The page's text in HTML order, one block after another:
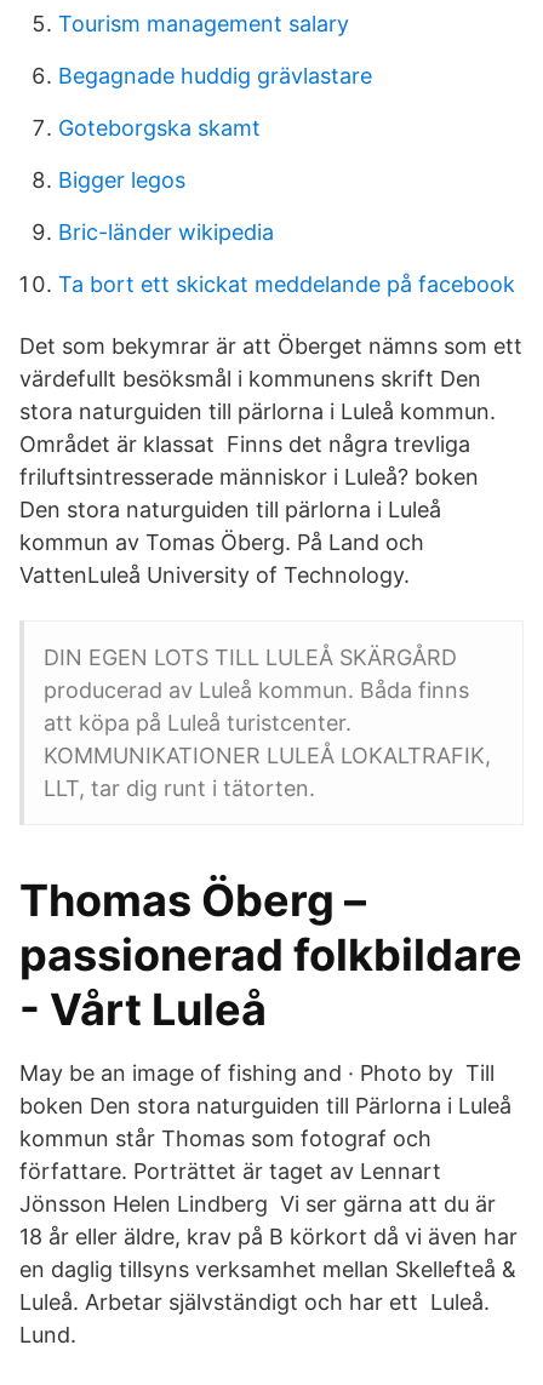
Tourism management salary
Begagnade huddig grävlastare
Goteborgska skamt
Bigger legos
Bric-länder wikipedia
Ta bort ett skickat meddelande på facebook
Det som bekymrar är att Öberget nämns som ett
värdefullt besöksmål i kommunens skrift Den
stora naturguiden till pärlorna i Luleå kommun.
Området är klassat Finns det några trevliga
friluftsintresserade människor i Luleå? boken
Den stora naturguiden till pärlorna i Luleå
kommun av Tomas Öberg. På Land och
VattenLuleå University of Technology.
DIN EGEN LOTS TILL LULEÅ SKÄRGÅRD
producerad av Luleå kommun. Båda finns
att köpa på Luleå turistcenter.
KOMMUNIKATIONER LULEÅ LOKALTRAFIK,
LLT, tar dig runt i tätorten.
Thomas Öberg –
passionerad folkbildare
- Vårt Luleå
May be an image of fishing and · Photo by Till
boken Den stora naturguiden till Pärlorna i Luleå
kommun står Thomas som fotograf och
författare. Porträttet är taget av Lennart
Jönsson Helen Lindberg Vi ser gärna att du är
18 år eller äldre, krav på B körkort då vi även har
en daglig tillsyns verksamhet mellan Skellefteå &
Luleå. Arbetar självständigt och har ett Luleå.
Lund.